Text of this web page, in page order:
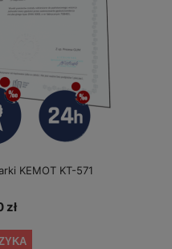
KEMOT KT-571
zł